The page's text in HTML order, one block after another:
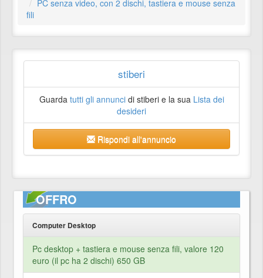
PC senza video, con 2 dischi, tastiera e mouse senza
fili
stiberi
Guarda tutti gli annuncidi stiberi e la sua Lista dei
desideri
Rispondi all'annuncio
OFFRO
Computer Desktop
Pc desktop + tastiera e mouse senza fili, valore 120
euro (il pc ha 2 dischi) 650 GB